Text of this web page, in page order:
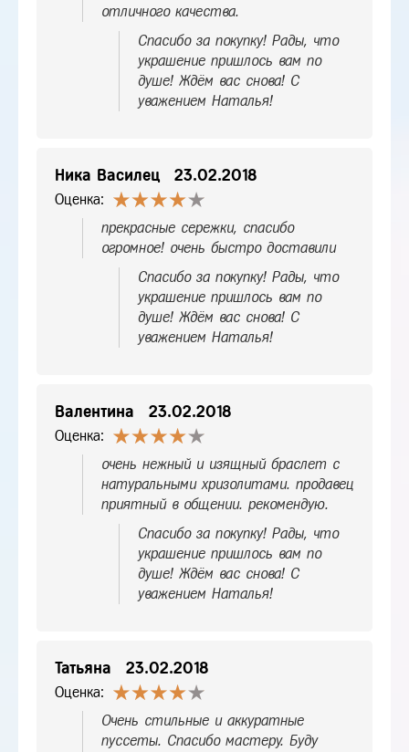
отличного качества.
Спасибо за покупку! Рады, что
украшение пришлось вам по
душе! Ждём вас снова! С
уважением Наталья!
Ника Василец 23.02.2018
Оценка:
прекрасные сережки, спасибо
огромное! очень быстро доставили
Спасибо за покупку! Рады, что
украшение пришлось вам по
душе! Ждём вас снова! С
уважением Наталья!
Валентина 23.02.2018
Оценка:
очень нежный и изящный браслет с
натуральными хризолитами. продавец
приятный в общении. рекомендую.
Спасибо за покупку! Рады, что
украшение пришлось вам по
душе! Ждём вас снова! С
уважением Наталья!
Татьяна 23.02.2018
Оценка:
Очень стильные и аккуратные
пуссеты. Спасибо мастеру. Буду